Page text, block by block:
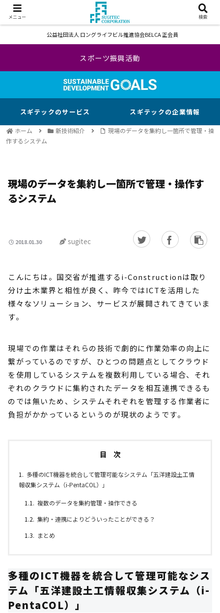
公益社団法人 ロングライフビル推進協会BELCA 正会員
スポーツ振興活動
スギテックのサービス スギテックの企業情報
ホーム 新技術紹介
現場のデータを集約し一箇所で管理・操
作するシステム
現場のデータを集約し一箇所で管理・操作す
るシステム
2018.01.30 sugitec
こんにちは。国交省が推進するi-Constructionは取り
分け土木業界と相性が良く、昨今ではICTを活用した
様々なソリューション、サービスが展開されてきていま
す。
現場での作業はそれらの技術で劇的に作業効率の向上に
繋がっているのですが、ひとつの問題点としてクラウド
を使用しているシステムを複数利用している場合、それ
ぞれのクラウドに集約されたデータを相互連携できるも
のでは無いため、システムそれぞれを管理する作業者に
負担がかかっているというのが現状のようです。
目 次
多種のICT機器を統合して管理可能なシステム「五洋建設土工情
報収集システム（i-PentaCOL）」
複数のデータを集約管理・操作できる
集約・連携によりどういったことができる？
まとめ
多種のICT機器を統合して管理可能なシス
テム「五洋建設土工情報収集システム（i-
PentaCOL）」
メニュー 検索